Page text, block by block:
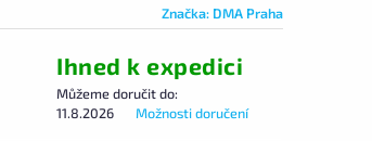
Značka: DMA Praha
Ihned k expedici
Můžeme doručit do:
11.8.2026
Možnosti doručení